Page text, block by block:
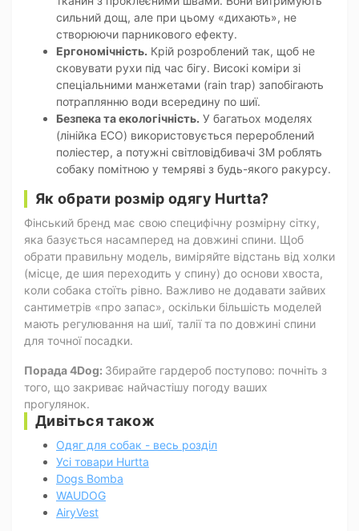
сильний дощ, але при цьому «дихають», не
створюючи парникового ефекту.
Ергономічність. Крій розроблений так, щоб не
сковувати рухи під час бігу. Високі коміри зі
спеціальними манжетами (rain trap) запобігають
потраплянню води всередину по шиї.
Безпека та екологічність. У багатьох моделях
(лінійка ECO) використовується перероблений
поліестер, а потужні світловідбивачі 3M роблять
собаку помітною у темряві з будь-якого ракурсу.
Як обрати розмір одягу Hurtta?
Фінський бренд має свою специфічну розмірну сітку,
яка базується насамперед на довжині спини. Щоб
обрати правильну модель, виміряйте відстань від холки
(місце, де шия переходить у спину) до основи хвоста,
коли собака стоїть рівно. Важливо не додавати зайвих
сантиметрів «про запас», оскільки більшість моделей
мають регулювання на шиї, талії та по довжині спини
для точної посадки.
Порада 4Dog: Збирайте гардероб поступово: почніть з
того, що закриває найчастішу погоду ваших
прогулянок.
Дивіться також
Одяг для собак - весь розділ
Усі товари Hurtta
Dogs Bomba
WAUDOG
AiryVest